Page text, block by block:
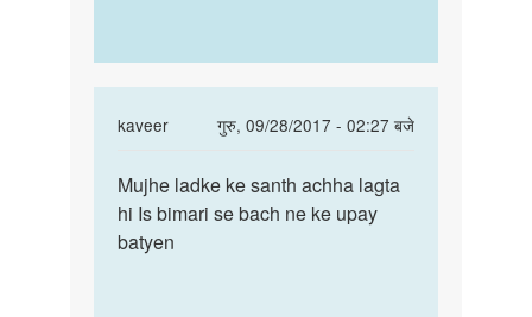
kaveer
गुरु, 09/28/2017 - 02:27 बजे
In
to
mujhe
boy
Mujhe
ladke
ke
Mujhe ladke ke santh achha lagta
hi Is bimari se bach ne ke upay
batyen